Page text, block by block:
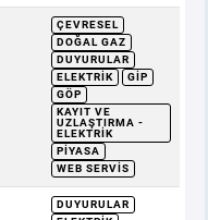
ÇEVRESEL
DOĞAL GAZ
DUYURULAR
ELEKTRIK
GİP
GÖP
KAYIT VE
UZLAŞTIRMA -
ELEKTRIK
PIYASA
WEB SERVIS
DUYURULAR